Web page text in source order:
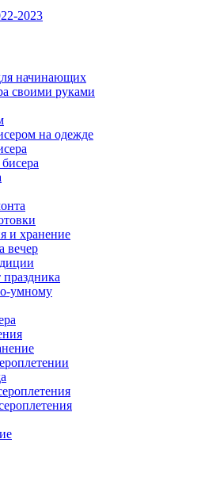
2023
начинающих
своими руками
на одежде
и хранение
вечер
умному